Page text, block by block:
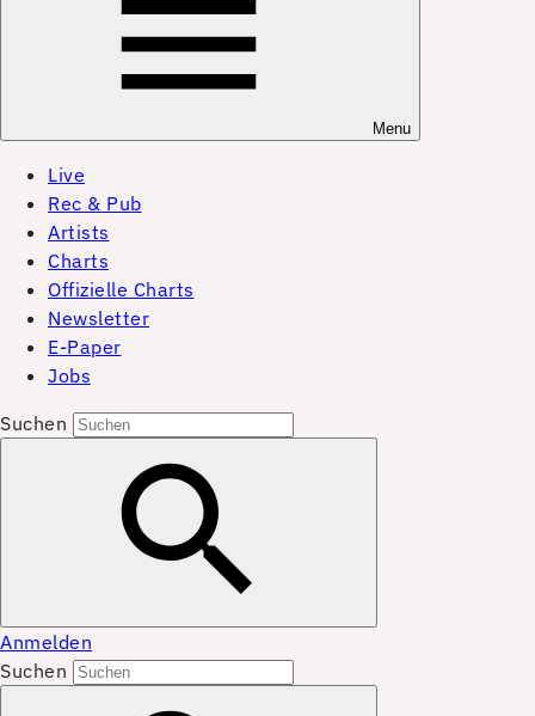
Menu
Live
Rec & Pub
Artists
Charts
Offizielle Charts
Newsletter
E-Paper
Jobs
Suchen
Anmelden
Suchen